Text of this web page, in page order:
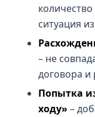
ситуация
– не
договора и
Попытка
ходу»–